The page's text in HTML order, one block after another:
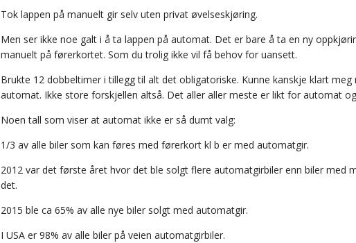
Tok lappen på manuelt gir selv uten privat øvelseskjøring.
Men ser ikke noe galt i å ta lappen på automat. Det er bare å ta en ny
manuelt på førerkortet. Som du trolig ikke vil få behov for uansett.
Brukte 12 dobbeltimer i tillegg til alt det obligatoriske. Kunne kanskje klart
automat. Ikke store forskjellen altså. Det aller aller meste er likt for automat
Noen tall som viser at automat ikke er så dumt valg:
1/3 av alle biler som kan føres med førerkort kl b er med automatgir.
2012 var det første året hvor det ble solgt flere automatgirbiler enn biler med
det.
2015 ble ca 65% av alle nye biler solgt med automatgir.
I USA er 98% av alle biler på veien automatgirbiler.